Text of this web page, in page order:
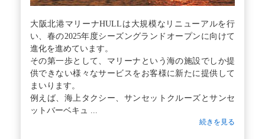
大阪北港マリーナHULLは大規模なリニューアルを行
い、春の2025年度シーズングランドオープンに向けて
進化を進めています。
その第一歩として、マリーナという海の施設でしか提
供できない様々なサービスをお客様に新たに提供して
まいります。
例えば、海上タクシー、サンセットクルーズとサンセ
ットバーベキュ ...
続きを見る